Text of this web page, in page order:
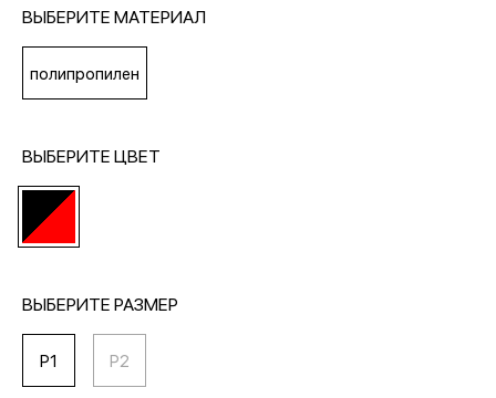
МЕДИА
ОПЛАТА И ДОСТАВКА
+7 (495) 139-66-00
ВЫБЕРИТЕ МАТЕРИАЛ
полипропилен
ВЫБЕРИТЕ ЦВЕТ
ВЫБЕРИТЕ РАЗМЕР
P1 P2